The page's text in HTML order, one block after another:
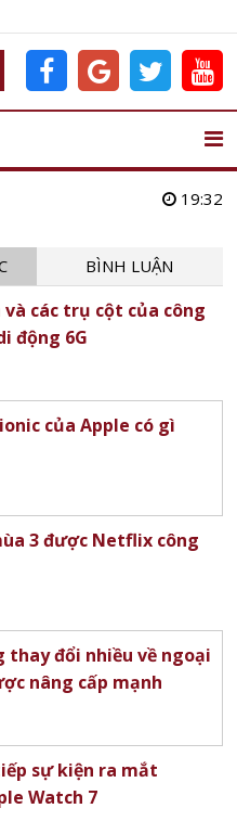
19:32
BÌNH LUẬN
các trụ cột của công
động 6G
của Apple có gì
3 được Netflix công
thay đổi nhiều về ngoại
nâng cấp mạnh
sự kiện ra mắt
Watch 7